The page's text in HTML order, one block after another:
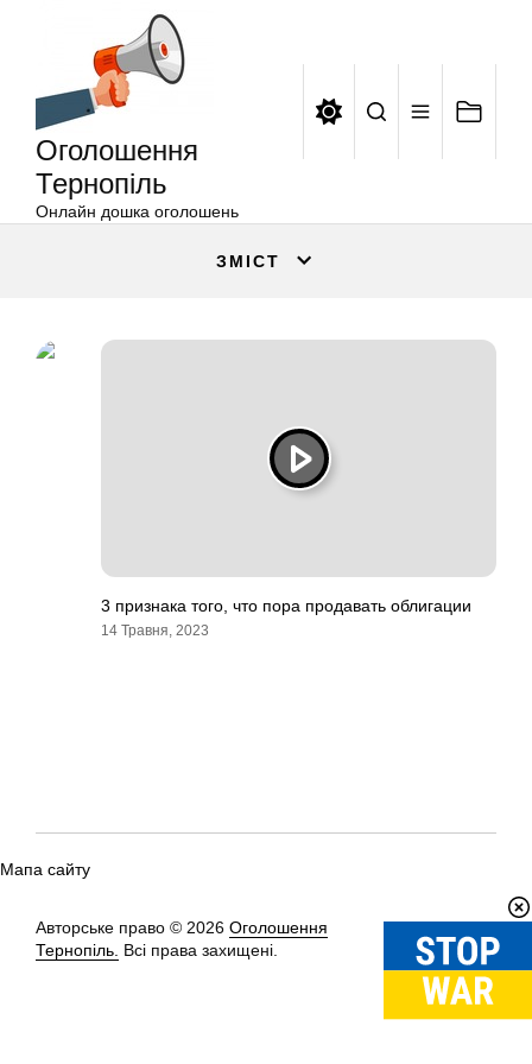
Оголошення
Тернопіль
Онлайн дошка оголошень
ЗМІСТ
3 признака того, что пора продавать облигации
14 Травня, 2023
Мапа сайту
Авторське право © 2026 Оголошення
Тернопіль. Всі права захищені.
Вгору↑